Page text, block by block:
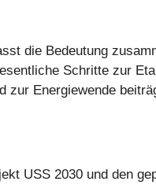
die Bedeutung
Schritte zur
zur Energiewende
USS 2030 und den